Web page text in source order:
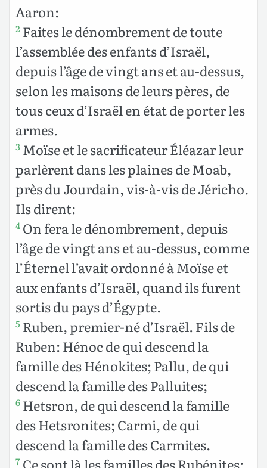
Aaron:
2 Faites le dénombrement de toute
l’assemblée des enfants d’Israël,
depuis l’âge de vingt ans et au-dessus,
selon les maisons de leurs pères, de
tous ceux d’Israël en état de porter les
armes.
3 Moïse et le sacrificateur Éléazar leur
parlèrent dans les plaines de Moab,
près du Jourdain, vis-à-vis de Jéricho.
Ils dirent:
4 On fera le dénombrement, depuis
l’âge de vingt ans et au-dessus, comme
l’Éternel l’avait ordonné à Moïse et
aux enfants d’Israël, quand ils furent
sortis du pays d’Égypte.
5 Ruben, premier-né d’Israël. Fils de
Ruben: Hénoc de qui descend la
famille des Hénokites; Pallu, de qui
descend la famille des Palluites;
6 Hetsron, de qui descend la famille
des Hetsronites; Carmi, de qui
descend la famille des Carmites.
7 Ce sont là les familles des Rubénites: